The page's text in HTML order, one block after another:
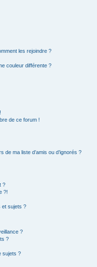
les rejoindre ?
couleur différente ?
de ce forum !
de ma liste d’amis ou d’ignorés ?
?
?!
et sujets ?
?
?
sujets ?